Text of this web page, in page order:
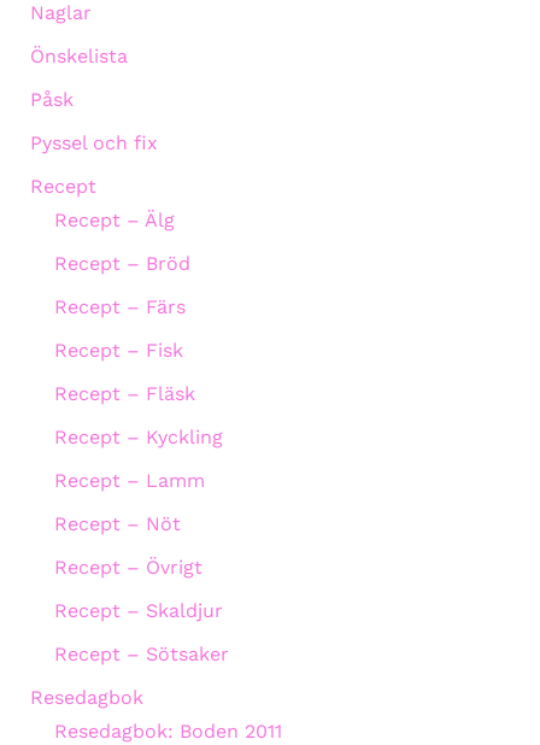
Naglar
Önskelista
Påsk
Pyssel och fix
Recept
Recept – Älg
Recept – Bröd
Recept – Färs
Recept – Fisk
Recept – Fläsk
Recept – Kyckling
Recept – Lamm
Recept – Nöt
Recept – Övrigt
Recept – Skaldjur
Recept – Sötsaker
Resedagbok
Resedagbok: Boden 2011